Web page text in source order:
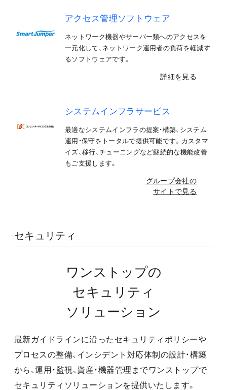
アクセス管理ソフトウェア
ネットワーク機器やサーバー類へのアクセスを
一元化して、ネットワーク運用者の負荷を軽減す
るソフトウェアです。
詳細を見る
システムインフラサービス
最適なシステムインフラの提案・構築、システム
運用・保守をトータルで提供可能です。カスタマ
イズ、移行、チューニングなど継続的な機能改善
もご支援します。
グループ会社の
サイトで見る
セキュリティ
ワンストップの
セキュリティ
ソリューション
最新ガイドラインに沿ったセキュリティポリシーや
プロセスの整備、インシデント対応体制の設計・構築
から、運用・監視、資産・機器管理までワンストップで
セキュリティソリューションを提供いたします。